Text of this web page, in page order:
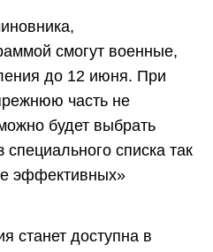
смогут военные,
до 12 июня. При
часть не
будет выбрать
списка так
эффективных»
станет доступна в